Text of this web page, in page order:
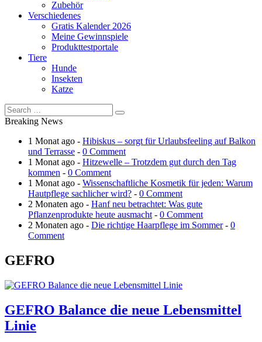
Zubehör
Verschiedenes
Gratis Kalender 2026
Meine Gewinnspiele
Produkttestportale
Tiere
Hunde
Insekten
Katze
Breaking News
1 Monat ago - Hibiskus – sorgt für Urlaubsfeeling auf Balkon
und Terrasse - 0 Comment
1 Monat ago - Hitzewelle – Trotzdem gut durch den Tag
kommen - 0 Comment
1 Monat ago - Wissenschaftliche Kosmetik für jeden: Warum
Hautpflege sachlicher wird? - 0 Comment
2 Monaten ago - Hanf neu betrachtet: Was gute
Pflanzenprodukte heute ausmacht - 0 Comment
2 Monaten ago - Die richtige Haarpflege im Sommer- 0
Comment
GEFRO
GEFRO Balance die neue Lebensmittel
Linie